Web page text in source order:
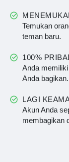
Temukan
teman baru.
100%
Anda
Anda bagikan.
LAGI
Akun Anda
membagikan